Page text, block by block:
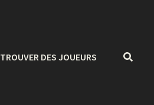
TROUVER DES JOUEURS